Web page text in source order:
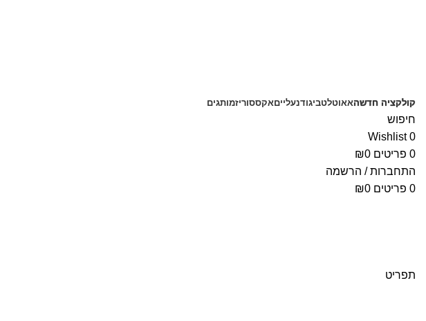
קולקציה חדשהאאוטלטביגודנעלייםאקססוריזמותגים
חיפוש
0
Wishlist
0 פריטים ₪0
התחברות / הרשמה
0 פריטים ₪0
תפריט